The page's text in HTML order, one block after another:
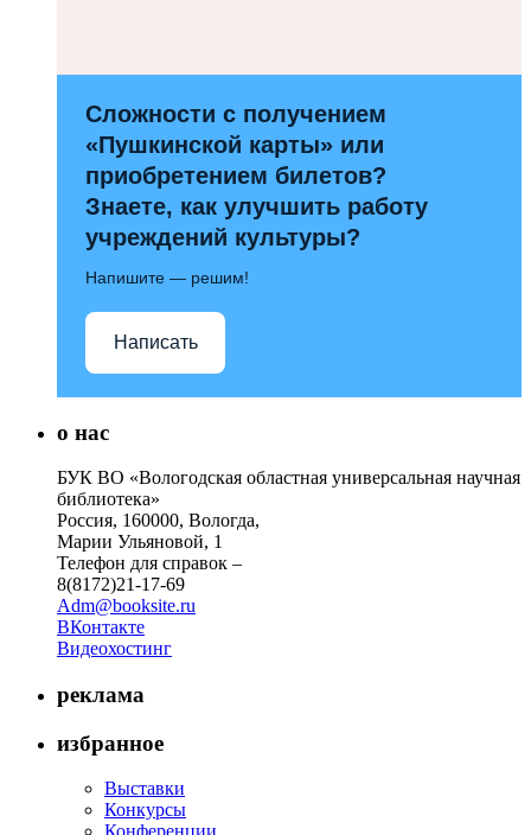
Сложности с получением
«Пушкинской карты» или
приобретением билетов?
Знаете, как улучшить работу
учреждений культуры?
Напишите — решим!
Написать
о нас
БУК ВО «Вологодская областная универсальная научная
библиотека»
Россия, 160000, Вологда,
Марии Ульяновой, 1
Телефон для справок –
8(8172)21-17-69
Adm@booksite.ru
ВКонтакте
Видеохостинг
реклама
избранное
Выставки
Конкурсы